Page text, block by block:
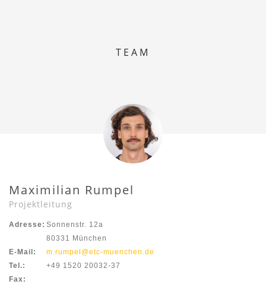
TEAM
Maximilian Rumpel
Projektleitung
Adresse: Sonnenstr. 12a
80331 München
E-Mail:
m.rumpel@etc-muenchen.de
Tel.:
+49 1520 20032-37
Fax: